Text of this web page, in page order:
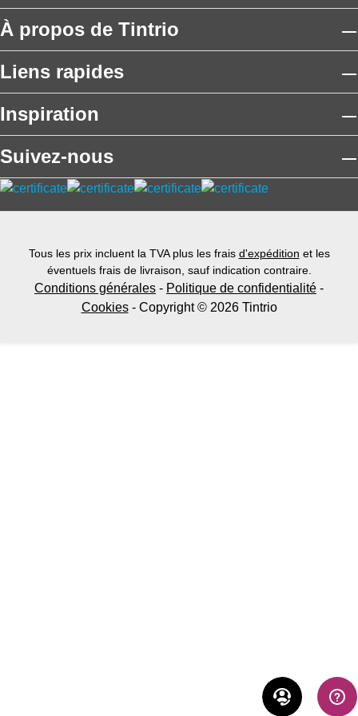
À propos de Tintrio
Liens rapides
Inspiration
Suivez-nous
Tous les prix incluent la TVA plus les frais d'expédition et les
éventuels frais de livraison, sauf indication contraire.
Conditions générales - Politique de confidentialité -
Cookies- Copyright © 2026 Tintrio